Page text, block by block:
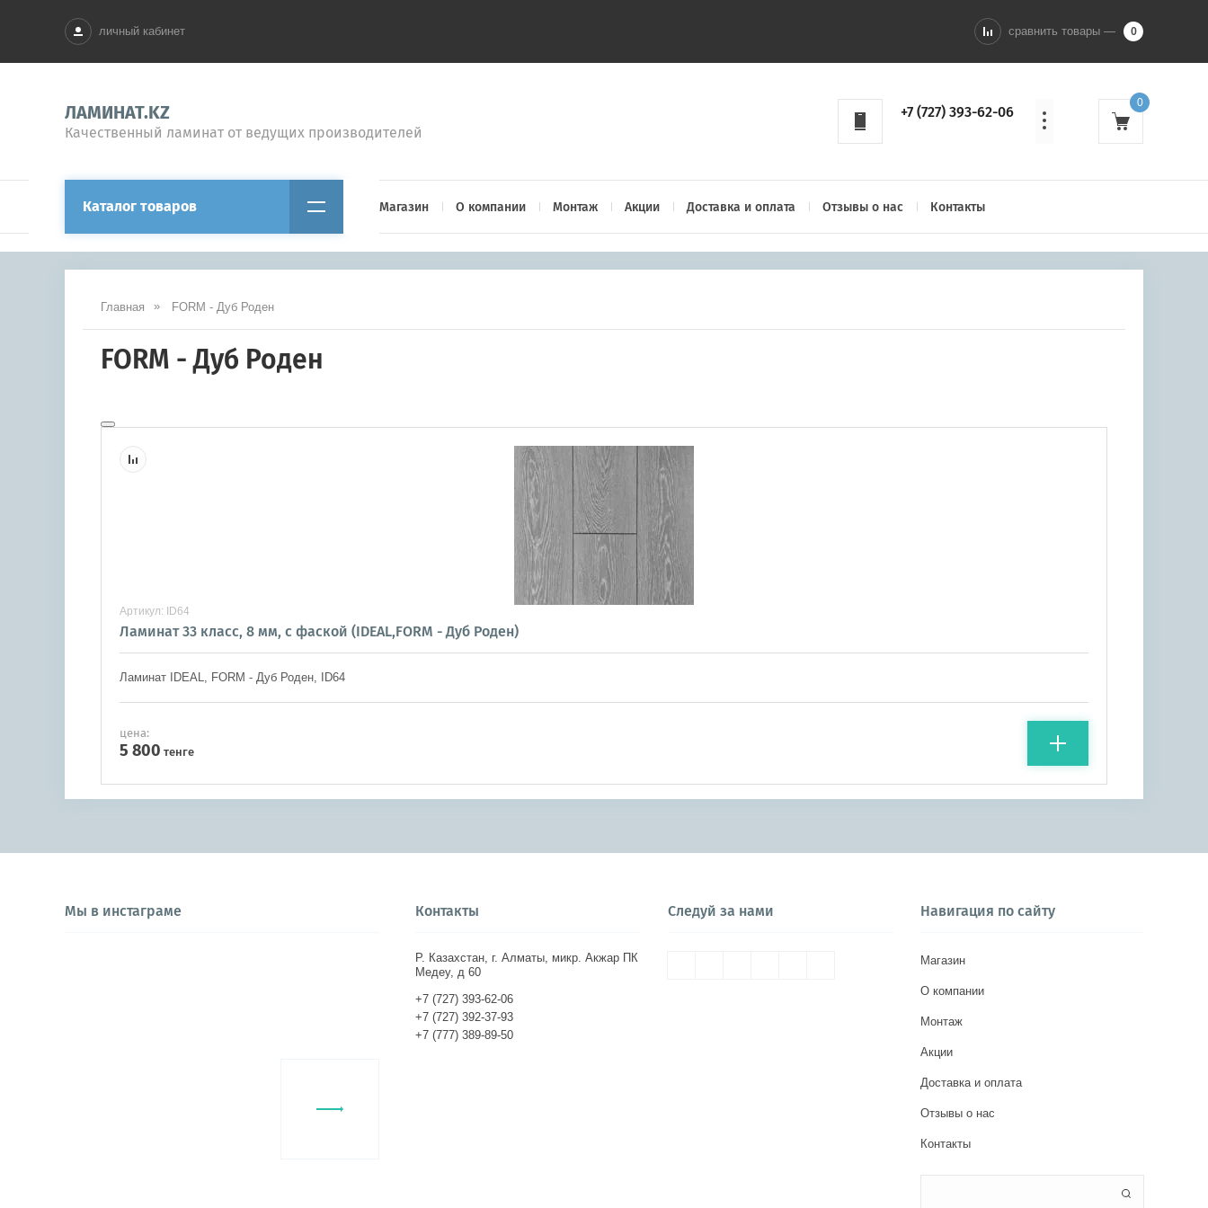
личный кабинет сравнить товары — 0
ЛАМИНАТ.KZ
Качественный ламинат от ведущих производителей
+7 (727) 393-62-06
0
Каталог товаров Магазин О компании Монтаж Акции Доставка и оплата Отзывы о нас Контакты
Главная FORM - Дуб Роден
FORM - Дуб Роден
Артикул: ID64
Ламинат 33 класс, 8 мм, с фаской (IDEAL,FORM - Дуб Роден)
Ламинат IDEAL, FORM - Дуб Роден, ID64
цена:
5 800 тенге
Мы в инстаграме Контакты
Р. Казахстан, г. Алматы, микр. Акжар ПК
Медеу, д 60
+7 (727) 393-62-06
+7 (727) 392-37-93
+7 (777) 389-89-50
Следуй за нами Навигация по сайту
Магазин
О компании
Монтаж
Акции
Доставка и оплата
Отзывы о нас
Контакты